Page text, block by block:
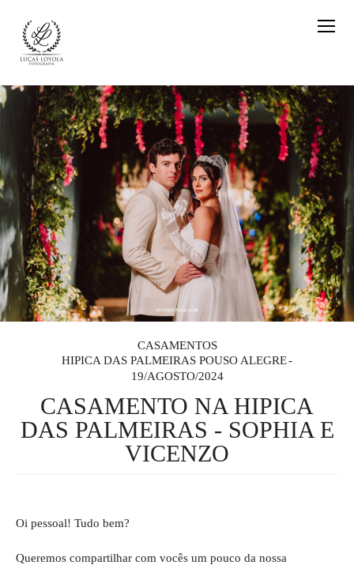
CASAMENTOS
HIPICA DAS PALMEIRAS POUSO ALEGRE
19/AGOSTO/2024
CASAMENTO NA HIPICA
DAS PALMEIRAS - SOPHIA E
VICENZO
Oi pessoal! Tudo bem?
Queremos compartilhar com vocês um pouco da nossa